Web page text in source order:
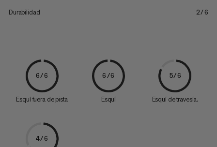
Durabilidad 2/6
6/6
Esquí fuera de pista
6/6
Esquí
5/6
Esquí de travesía.
4/6